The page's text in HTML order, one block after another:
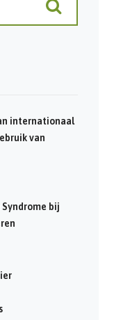
internationaal
van
Syndrome bij